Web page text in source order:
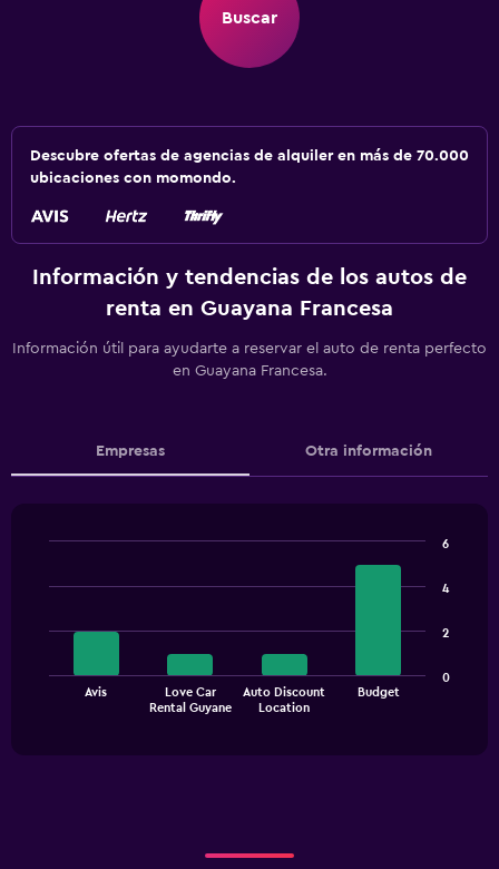
Buscar
Descubre ofertas de agencias de alquiler en más de 70.000
ubicaciones con momondo.
Información y tendencias de los autos de
renta en Guayana Francesa
Información útil para ayudarte a reservar el auto de renta perfecto
en Guayana Francesa.
Empresas Otra información
bars.
The
Avis
Love Car
Rental Guyane
Auto Discount
Location
Budget
0
2
4
6